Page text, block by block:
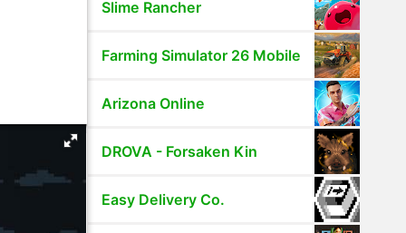
Slime Rancher
Farming Simulator 26 Mobile
Arizona Online
DROVA - Forsaken Kin
Easy Delivery Co.